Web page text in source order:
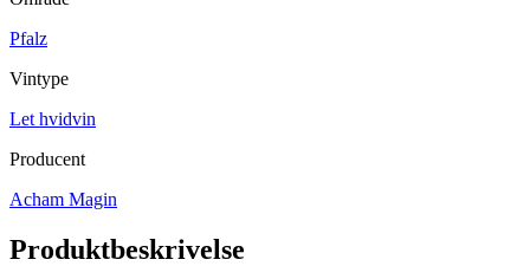
Pfalz
Vintype
Let hvidvin
Producent
Acham Magin
Produktbeskrivelse